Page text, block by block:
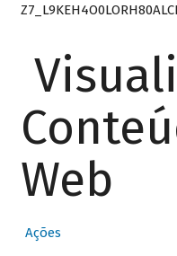
Web
Ações